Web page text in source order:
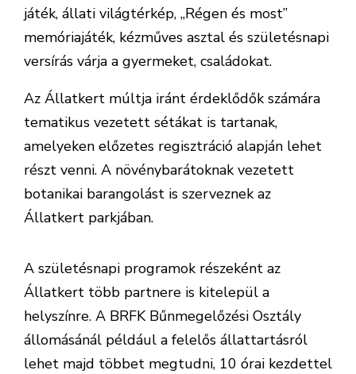
játék, állati világtérkép, „Régen és most”
memóriajáték, kézműves asztal és születésnapi
versírás várja a gyermeket, családokat.
Az Állatkert múltja iránt érdeklődők számára
tematikus vezetett sétákat is tartanak,
amelyeken előzetes regisztráció alapján lehet
részt venni. A növénybarátoknak vezetett
botanikai barangolást is szerveznek az
Állatkert parkjában.
A születésnapi programok részeként az
Állatkert több partnere is kitelepül a
helyszínre. A BRFK Bűnmegelőzési Osztály
állomásánál például a felelős állattartásról
lehet majd többet megtudni, 10 órai kezdettel